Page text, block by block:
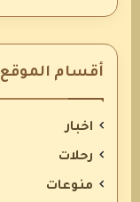
أقسام الموقع
اخبار
رحلات
منوعات